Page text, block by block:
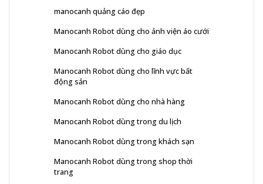
manocanh quảng cáo đẹp
Manocanh Robot dùng cho ảnh viện áo cưới
Manocanh Robot dùng cho giáo dục
Manocanh Robot dùng cho lĩnh vực bất
động sản
Manocanh Robot dùng cho nhà hàng
Manocanh Robot dùng trong du lịch
Manocanh Robot dùng trong khách sạn
Manocanh Robot dùng trong shop thời
trang